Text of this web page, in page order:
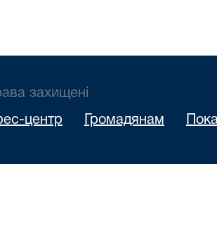
захищені
центр Громадянам